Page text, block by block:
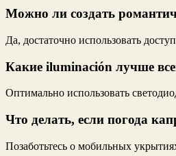
Можно ли создать
Да, достаточно использовать
Какие iluminación лучше
Оптимально использовать
Что делать, если погода
Позаботьтесь о мобильных